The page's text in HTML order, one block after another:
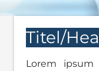
Titel/
Lorem